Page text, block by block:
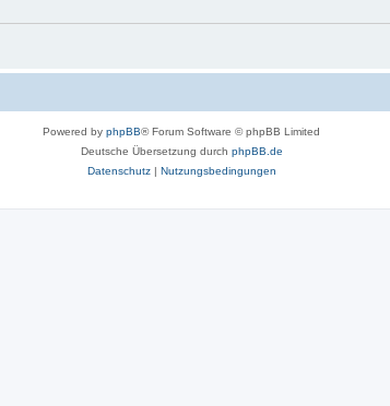
Powered by phpBB® Forum Software © phpBB Limited
Deutsche Übersetzung durch phpBB.de
Datenschutz| Nutzungsbedingungen